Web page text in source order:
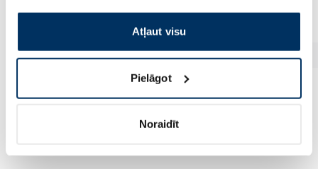
izmantošanai, lūdzu, atzīmējiet savu izvēli:
Atļaut visu
Pielāgot
Noraidīt